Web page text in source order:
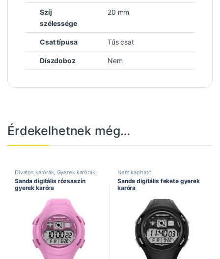
Szíj
szélessége
20 mm
Csat típusa Tűs csat
Díszdoboz Nem
Érdekelhetnek még…
Divatos karórák, Gyerek karórák,
Sanda óra
Sanda digitális rózsaszín
gyerek karóra
Nem kapható
Sanda digitális fekete gyerek
karóra